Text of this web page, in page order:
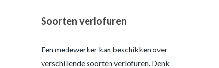
Soorten verlofuren
Een medewerker kan beschikken over
verschillende soorten verlofuren. Denk